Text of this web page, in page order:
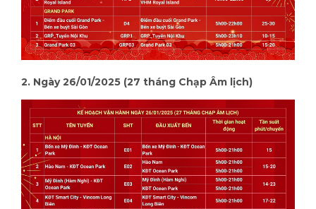
2. Ngày 26/01/2025 (27 tháng Chạp Âm lịch)